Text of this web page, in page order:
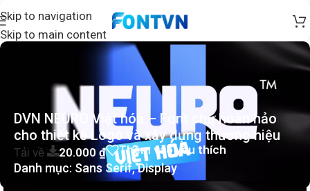
Skip to navigation
Skip to main content
DVN NEURO Việt hóa – Font chữ hoàn hảo
cho thiết kế Logo và xây dựng thương hiệu
Tải về 20.000 ₫ Thêm vào yêu thích
Danh mục: Sans Serif,Display